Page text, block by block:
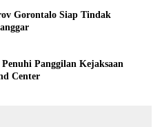
Gorontalo Siap Tindak
Panggilan Kejaksaan
Center